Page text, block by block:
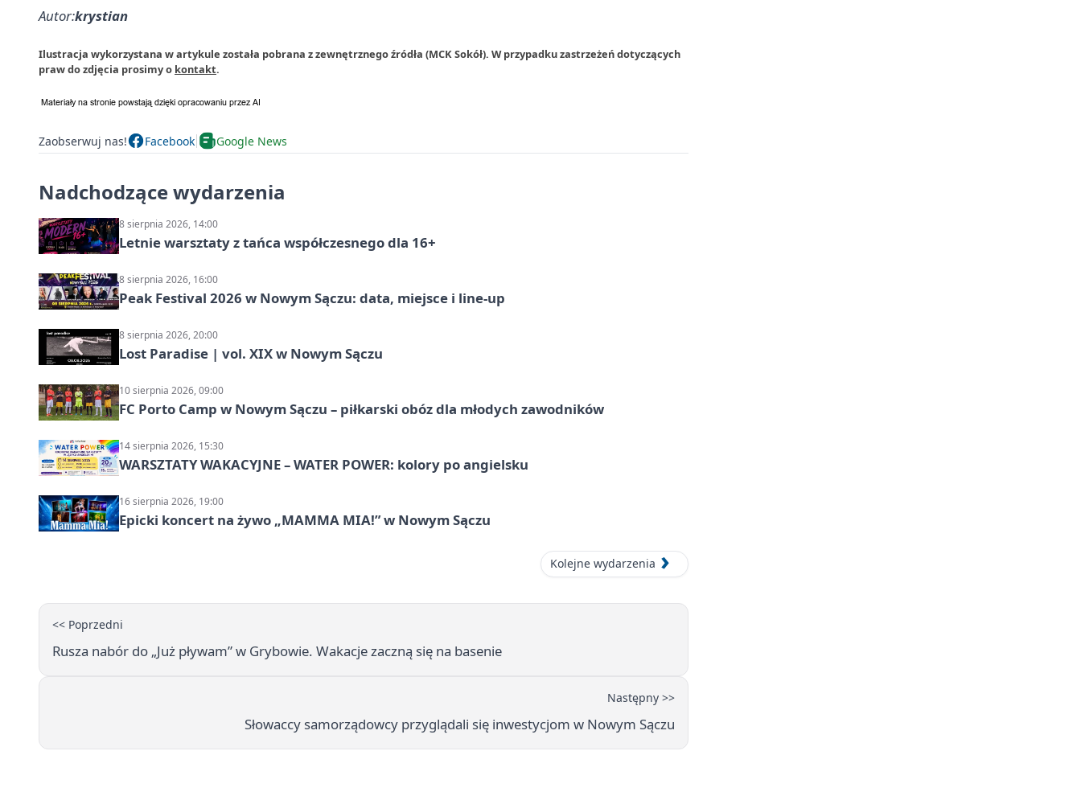
Autor:krystian
Ilustracja wykorzystana w artykule została pobrana z zewnętrznego źródła (MCK Sokół). W przypadku zastrzeżeń dotyczących
praw do zdjęcia prosimy o kontakt.
Zaobserwuj nas! Facebook Google News
Nadchodzące wydarzenia
8 sierpnia 2026, 14:00
Letnie warsztaty z tańca współczesnego dla 16+
8 sierpnia 2026, 16:00
Peak Festival 2026 w Nowym Sączu: data, miejsce i line-up
8 sierpnia 2026, 20:00
Lost Paradise | vol. XIX w Nowym Sączu
10 sierpnia 2026, 09:00
FC Porto Camp w Nowym Sączu – piłkarski obóz dla młodych zawodników
14 sierpnia 2026, 15:30
WARSZTATY WAKACYJNE – WATER POWER: kolory po angielsku
16 sierpnia 2026, 19:00
Epicki koncert na żywo „MAMMA MIA!” w Nowym Sączu
Kolejne wydarzenia
<< Poprzedni
Rusza nabór do „Już pływam” w Grybowie. Wakacje zaczną się na basenie
Następny >>
Słowaccy samorządowcy przyglądali się inwestycjom w Nowym Sączu